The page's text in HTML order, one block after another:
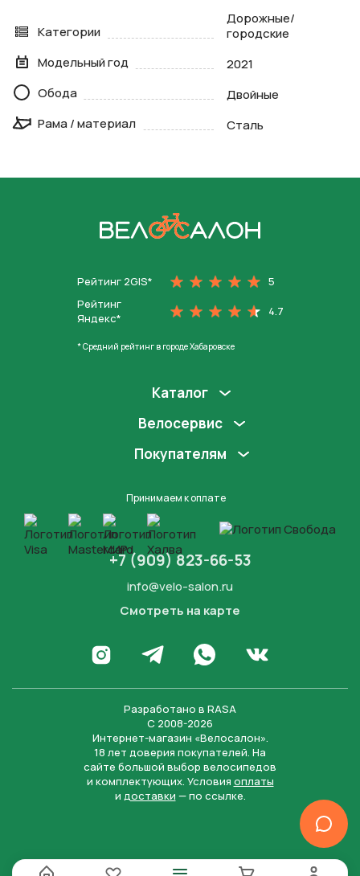
Категории
Дорожные/
городские
Модельный год
2021
Обода
Двойные
Рама / материал
Сталь
Рейтинг 2GIS*
5
Рейтинг
Яндекс*
4.7
* Средний рейтинг в городе Хабаровске
Каталог
Велосервис
Покупателям
Принимаем к оплате
+7 (909) 823-66-53
info@velo-salon.ru
Смотреть на карте
Перейти в Инстаграм
Написать в Телеграм
Написать в WhatsApp
Перейти во
Разработано в RASA
С 2008-2026
Интернет-магазин «Велосалон».
18 лет доверия покупателей. На
сайте большой выбор велосипедов
и комплектующих. Условия оплаты
и доставки — по ссылке.
Нажимая на кнопку “Отправить заявку”, вы даете